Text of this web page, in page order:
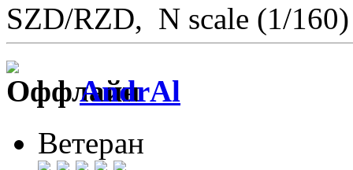
SZD/RZD, N scale (1/
AndrAl
Ветеран